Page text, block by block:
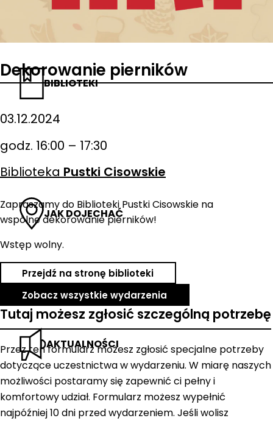
BIBLIOTEKI
JAK DOJECHAĆ
AKTUALNOŚCI
Dekorowanie pierników
03.12.2024
godz. 16:00 – 17:30
Biblioteka Pustki Cisowskie
Zapraszamy do Biblioteki Pustki Cisowskie na
wspólne dekorowanie pierników!
Wstęp wolny.
Przejdź na stronę biblioteki
Zobacz wszystkie wydarzenia
Tutaj możesz zgłosić szczególną potrzebę
Przez ten formularz możesz zgłosić specjalne potrzeby
dotyczące uczestnictwa w wydarzeniu. W miarę naszych
możliwości postaramy się zapewnić ci pełny i
komfortowy udział. Formularz możesz wypełnić
najpóźniej 10 dni przed wydarzeniem. Jeśli wolisz